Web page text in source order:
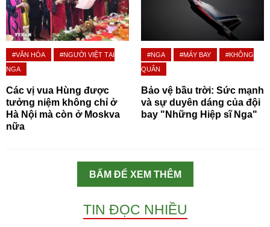
#VĂN HÓA
#NGƯỜI VIỆT TẠI
NGA
Các vị vua Hùng được
tưởng niệm không chỉ ở
Hà Nội mà còn ở Moskva
nữa
#NGA #MÁY BAY
#KHÔNG
QUÂN
Bảo vệ bầu trời: Sức mạnh
và sự duyên dáng của đội
bay "Những Hiệp sĩ Nga"
BẤM ĐỂ XEM THÊM
TIN ĐỌC NHIỀU